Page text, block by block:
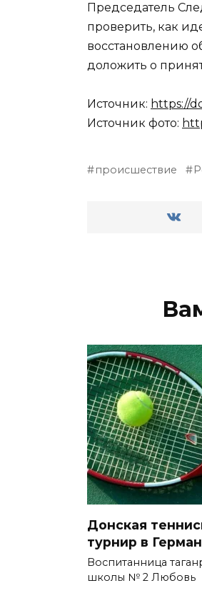
Председатель
проверить, как
восстановлению
доложить о
Источник: https://
Источник фото:
происшествие
Донская
турнир в
Воспитанница
школы № 2 Любовь